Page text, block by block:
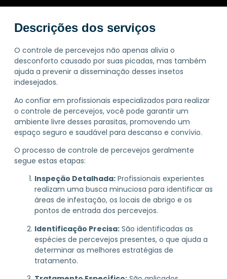
Descrições dos serviços
O controle de percevejos não apenas alivia o
desconforto causado por suas picadas, mas também
ajuda a prevenir a disseminação desses insetos
indesejados.
Ao confiar em profissionais especializados para realizar
o controle de percevejos, você pode garantir um
ambiente livre desses parasitas, promovendo um
espaço seguro e saudável para descanso e convívio.
O processo de controle de percevejos geralmente
segue estas etapas:
Inspeção Detalhada: Profissionais experientes
realizam uma busca minuciosa para identificar as
áreas de infestação, os locais de abrigo e os
pontos de entrada dos percevejos.
Identificação Precisa: São identificadas as
espécies de percevejos presentes, o que ajuda a
determinar as melhores estratégias de
tratamento.